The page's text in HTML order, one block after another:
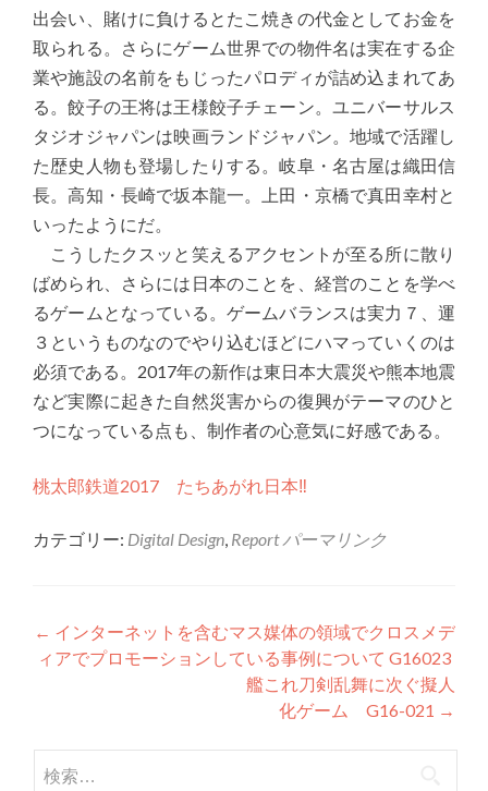
出会い、賭けに負けるとたこ焼きの代金としてお金を
取られる。さらにゲーム世界での物件名は実在する企
業や施設の名前をもじったパロディが詰め込まれてあ
る。餃子の王将は王様餃子チェーン。ユニバーサルス
タジオジャパンは映画ランドジャパン。地域で活躍し
た歴史人物も登場したりする。岐阜・名古屋は織田信
長。高知・長崎で坂本龍一。上田・京橋で真田幸村と
いったようにだ。
こうしたクスッと笑えるアクセントが至る所に散り
ばめられ、さらには日本のことを、経営のことを学べ
るゲームとなっている。ゲームバランスは実力７、運
３というものなのでやり込むほどにハマっていくのは
必須である。2017年の新作は東日本大震災や熊本地震
など実際に起きた自然災害からの復興がテーマのひと
つになっている点も、制作者の心意気に好感である。
桃太郎鉄道2017 たちあがれ日本‼︎
カテゴリー: Digital Design, Report パーマリンク
投稿ナビゲーション
← インターネットを含むマス媒体の領域でクロスメデ
ィアでプロモーションしている事例について G16023
艦これ刀剣乱舞に次ぐ擬人
化ゲーム G16-021 →
検索: